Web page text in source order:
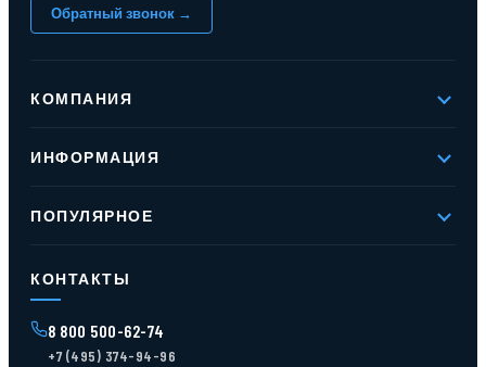
Обратный звонок →
КОМПАНИЯ
Реквизиты
Контакты
ИНФОРМАЦИЯ
Доставка и оплата
ПОПУЛЯРНОЕ
Контейнеры для отходов
Поддоны
Ящики пластиковые
Тара пласт. и металл.
КОНТАКТЫ
8 800 500-62-74
+7 (495) 374-94-96